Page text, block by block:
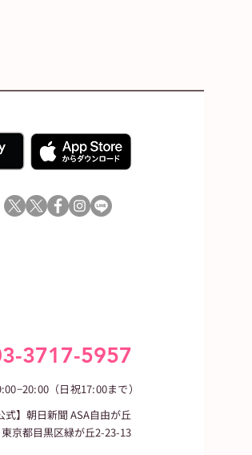
3717-5957
（日祝17:00まで）
式】朝日新聞 ASA自由が丘
京都目黒区緑が丘2-23-13